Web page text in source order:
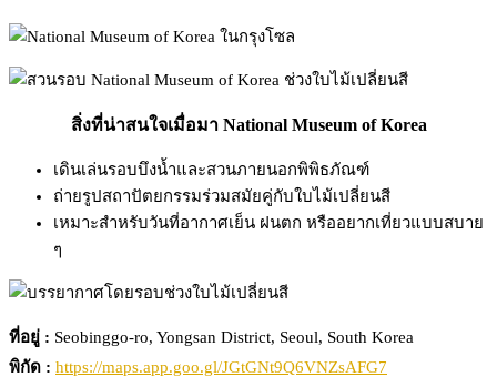
สิ่งที่น่าสนใจเมื่อมา National Museum of Korea
เดินเล่นรอบบึงน้ำและสวนภายนอกพิพิธภัณฑ์
ถ่ายรูปสถาปัตยกรรมร่วมสมัยคู่กับใบไม้เปลี่ยนสี
เหมาะสำหรับวันที่อากาศเย็น ฝนตก หรืออยากเที่ยวแบบสบาย
ๆ
ที่อยู่ : Seobinggo-ro, Yongsan District, Seoul, South Korea
พิกัด : https://maps.app.goo.gl/JGtGNt9Q6VNZsAFG7